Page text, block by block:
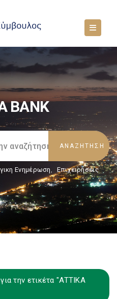
BANK
Ενημέρωση, Επιχειρήσεις
την ετικέτα "ATTIKA